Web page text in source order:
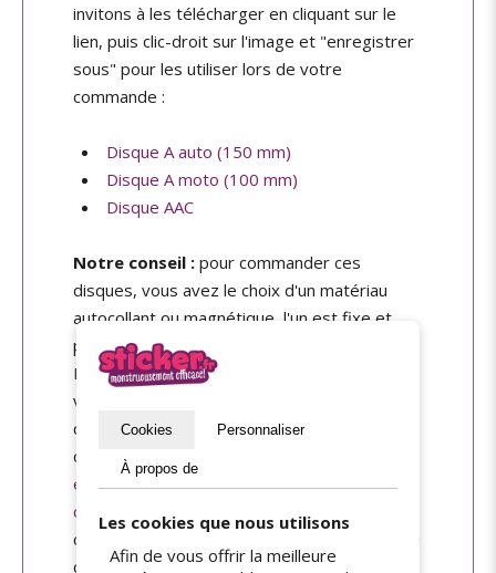
invitons à les télécharger en cliquant sur le
lien, puis clic-droit sur l'image et "enregistrer
sous" pour les utiliser lors de votre
commande :
Disque A auto (150 mm)
Disque A moto (100 mm)
Disque AAC
Notre conseil : pour commander ces
disques, vous avez le choix d'un matériau
autocollant ou magnétique, l'un est fixe et
permanent, tandis que l'autre est amovible.
Dans les deux cas, nous utilisons un film
vinyle étanche, lavable, résistant à la
déchirure et à l'arrachage. Cliquez ici pour
commander vos
en vinyle, et ici si vous préférez commander
des magnets personnalisés
cas il vous suffira de choisir la forme ronde, le
diamètre 150 ou 100 mm, et de valider la
Cookies Personnaliser
À propos de
Les cookies que nous utilisons
Afin de vous offrir la meilleure